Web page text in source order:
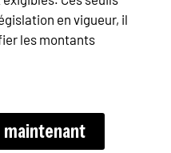
en vigueur, il
les montants